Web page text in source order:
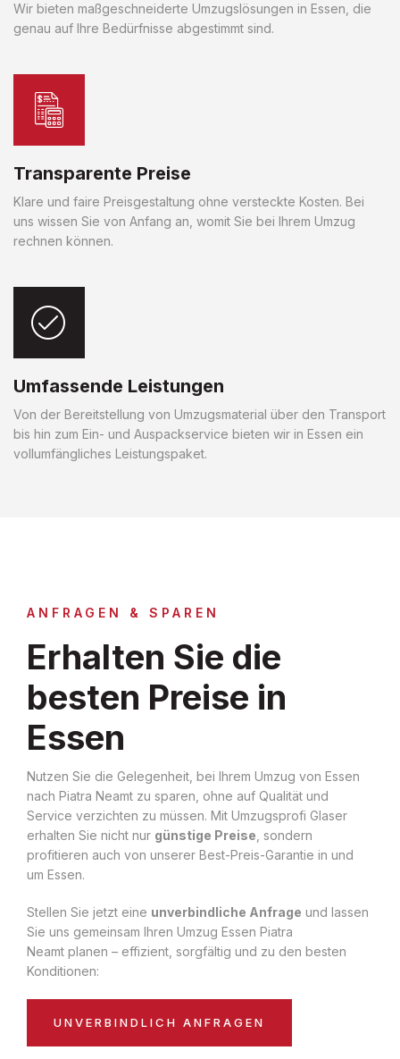
Wir bieten maßgeschneiderte Umzugslösungen in Essen, die
genau auf Ihre Bedürfnisse abgestimmt sind.
Transparente Preise
Klare und faire Preisgestaltung ohne versteckte Kosten. Bei
uns wissen Sie von Anfang an, womit Sie bei Ihrem Umzug
rechnen können.
Umfassende Leistungen
Von der Bereitstellung von Umzugsmaterial über den Transport
bis hin zum Ein- und Auspackservice bieten wir in Essen ein
vollumfängliches Leistungspaket.
ANFRAGEN & SPAREN
Erhalten Sie die
besten Preise in
Essen
Nutzen Sie die Gelegenheit, bei Ihrem Umzug von Essen
nach Piatra Neamt zu sparen, ohne auf Qualität und
Service verzichten zu müssen. Mit Umzugsprofi Glaser
erhalten Sie nicht nur günstige Preise , sondern
profitieren auch von unserer Best-Preis-Garantie in und
um Essen.
Stellen Sie jetzt eine unverbindliche Anfrage und lassen
Sie uns gemeinsam Ihren Umzug Essen Piatra
Neamt planen – effizient, sorgfältig und zu den besten
Konditionen:
UNVERBINDLICH ANFRAGEN